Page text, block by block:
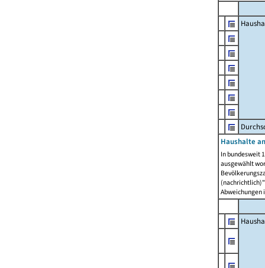
Haushalte
In bundesweit
ausgewählt
Abweichungen